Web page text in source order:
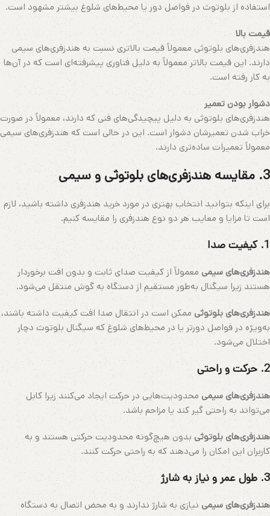
استفاده از بلوتوث در فواصل دور یا محیط‌های شلوغ بیشتر مشهود است.
قیمت بالا
هندزفری‌های بلوتوثی معمولاً قیمت بالاتری نسبت به هندزفری‌های سیمی
دارند. این قیمت بالاتر معمولاً به دلیل فناوری پیشرفته‌ای است که در آن‌ها
به کار رفته است.
دشوار بودن تعمیر
هندزفری‌های بلوتوثی به دلیل پیچیدگی‌های فنی که دارند، معمولاً در صورت
خراب شدن تعمیرشان دشوار است. این در حالی است که هندزفری‌های سیمی
معمولاً تعمیرات ساده‌تری دارند.
3. مقایسه هندزفری‌های بلوتوثی و سیمی
برای اینکه بتوانید انتخاب بهتری در مورد خرید هندزفری داشته باشید، لازم
است تا مزایا و معایب هر دو نوع هندزفری را مقایسه کنیم.
1. کیفیت صدا
هندزفری‌های سیمی معمولاً از کیفیت صدای ثابت و بدون افت برخوردار
هستند زیرا سیگنال به‌طور مستقیم از دستگاه به گوش منتقل می‌شود.
هندزفری‌های بلوتوثیممکن است در انتقال صدا افت کیفیت داشته باشند،
به‌ویژه در فواصل دورتر یا در محیط‌های شلوغ که سیگنال بلوتوث دچار
اختلال می‌شود.
2. حرکت و راحتی
هندزفری‌های سیمی محدودیت‌هایی در حرکت ایجاد می‌کنند زیرا کابل
می‌تواند به راحتی گیر کند یا مزاحم باشد.
هندزفری‌های بلوتوثی بدون هیچ‌گونه محدودیت حرکتی هستند و به
کاربران این امکان را می‌دهند که به راحتی حرکت کنند.
3. طول عمر و نیاز به شارژ
هندزفری‌های سیمی نیازی به شارژ ندارند و به محض اتصال به دستگاه